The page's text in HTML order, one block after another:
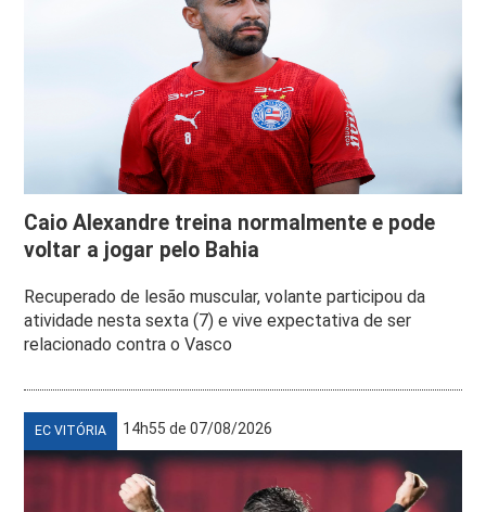
Caio Alexandre treina normalmente e pode
voltar a jogar pelo Bahia
Recuperado de lesão muscular, volante participou da
atividade nesta sexta (7) e vive expectativa de ser
relacionado contra o Vasco
EC VITÓRIA 14h55 de 07/08/2026